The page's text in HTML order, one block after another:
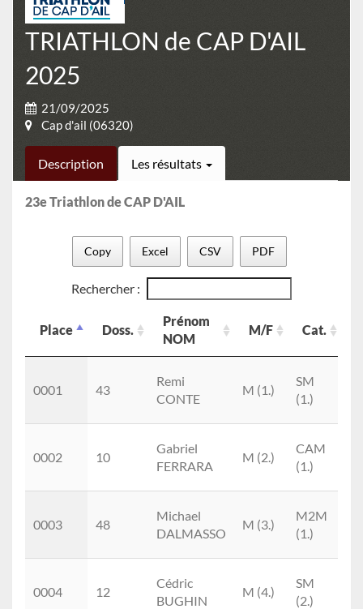
TRIATHLON de CAP D'AIL
2025
21/09/2025
Cap d'ail (06320)
Description Les résultats
23e Triathlon de CAP D'AIL
Copy Excel CSV PDF
Rechercher :
Place Doss.
Prénom
NOM
M/F Cat.
NOM
0001
43
Remi
CONTE
M (1.)
SM
(1.)
0002 10
Gabriel
FERRARA
M (2.)
CAM
(1.)
0003 48
Michael
DALMASSO
M (3.)
M2M
(1.)
0004 12
Cédric
BUGHIN
M (4.)
SM
(2.)